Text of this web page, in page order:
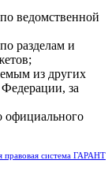
ведомственной
разделам и
из других
за
официального
правовая система ГАРАНТ